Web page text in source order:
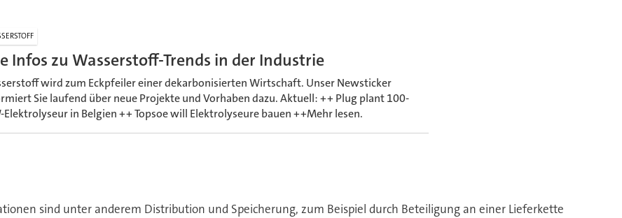
Infos zu Wasserstoff-Trends in der Industrie
wird zum Eckpfeiler einer dekarbonisierten Wirtschaft. Unser Newsticker
Sie laufend über neue Projekte und Vorhaben dazu. Aktuell: ++ Plug plant 100-
Elektrolyseur in Belgien ++ Topsoe will Elektrolyseure bauen ++Mehr lesen.
sind unter anderem Distribution und Speicherung, zum Beispiel durch Beteiligung an einer Lieferkette